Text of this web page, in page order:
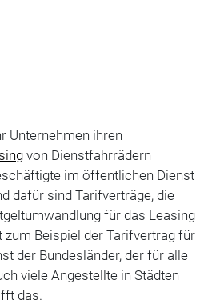
Unternehmen ihren
von Dienstfahrrädern
im öffentlichen Dienst
dafür sind Tarifverträge, die
für das Leasing
zum Beispiel der Tarifvertrag für
der Bundesländer, der für alle
viele Angestellte in Städten
das.